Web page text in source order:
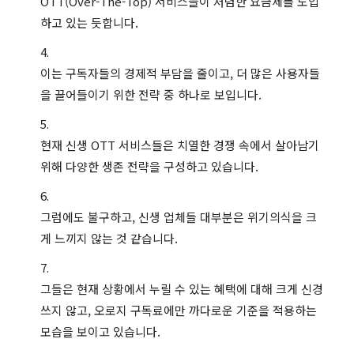
하고 있는 듯합니다.
이는 구독자들의 경제적 부담을 줄이고, 더 많은 사용자들
을 끌어들이기 위한 전략 중 하나로 보입니다.
현재 신생 OTT 서비스들은 치열한 경쟁 속에서 살아남기
위해 다양한 생존 전략을 구성하고 있습니다.
그럼에도 불구하고, 신생 업체들 대부분은 위기의식을 크
게 느끼지 않는 것 같습니다.
그들은 현재 상황에서 누릴 수 있는 혜택에 대해 크게 신경
쓰지 않고, 오로지 구독료에만 까다로운 기준을 적용하는
모습을 보이고 있습니다.